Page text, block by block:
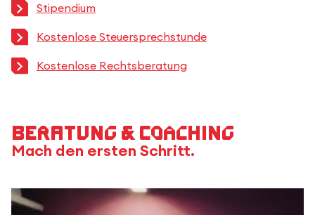
Stipendium
Kostenlose Steuersprechstunde
Kostenlose Rechtsberatung
Beratung & Coaching
Mach den ersten Schritt.